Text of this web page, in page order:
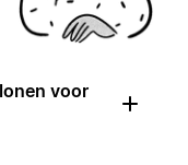
voor